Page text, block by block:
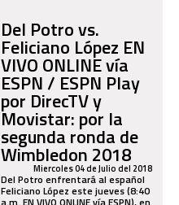
Del Potro vs.
Feliciano López EN
VIVO ONLINE vía
ESPN / ESPN Play
por DirecTV y
Movistar: por la
segunda ronda de
Wimbledon 2018
Miercoles 04 de Julio del 2018
Del Potro enfrentará al español
Feliciano López este jueves (8:40
a.m. EN VIVO ONLINE vía ESPN), en